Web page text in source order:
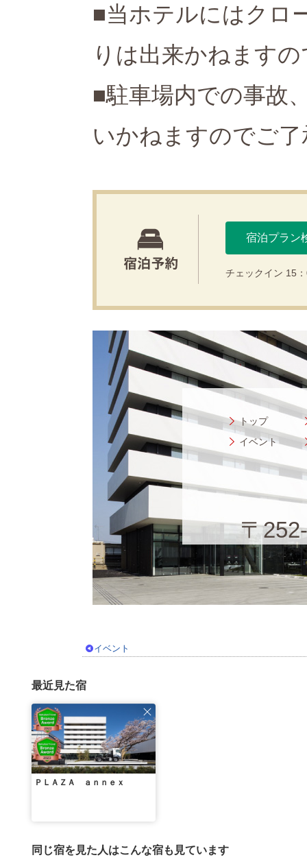
■当ホテルにはクロ
りは出来かねます
■駐車場内での事故
いかねますのでご
宿泊プラン
チェックイン 15
トップ
イベント
〒
イベント
最近見た宿
ＰＬＡＺＡ ａｎｎｅｘ
同じ宿を見た人はこんな宿も見ています